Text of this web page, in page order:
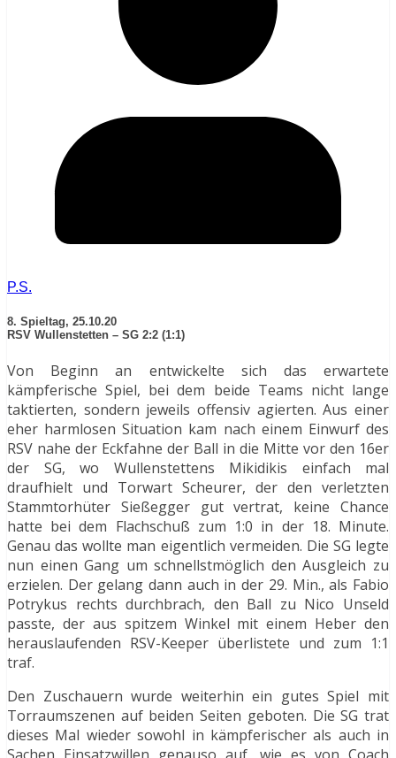
P.S.
8. Spieltag, 25.10.20
RSV Wullenstetten – SG 2:2 (1:1)
Von Beginn an entwickelte sich das erwartete
kämpferische Spiel, bei dem beide Teams nicht lange
taktierten, sondern jeweils offensiv agierten. Aus einer
eher harmlosen Situation kam nach einem Einwurf des
RSV nahe der Eckfahne der Ball in die Mitte vor den 16er
der SG, wo Wullenstettens Mikidikis einfach mal
draufhielt und Torwart Scheurer, der den verletzten
Stammtorhüter Sießegger gut vertrat, keine Chance
hatte bei dem Flachschuß zum 1:0 in der 18. Minute.
Genau das wollte man eigentlich vermeiden. Die SG legte
nun einen Gang um schnellstmöglich den Ausgleich zu
erzielen. Der gelang dann auch in der 29. Min., als Fabio
Potrykus rechts durchbrach, den Ball zu Nico Unseld
passte, der aus spitzem Winkel mit einem Heber den
herauslaufenden RSV-Keeper überlistete und zum 1:1
traf.
Den Zuschauern wurde weiterhin ein gutes Spiel mit
Torraumszenen auf beiden Seiten geboten. Die SG trat
dieses Mal wieder sowohl in kämpferischer als auch in